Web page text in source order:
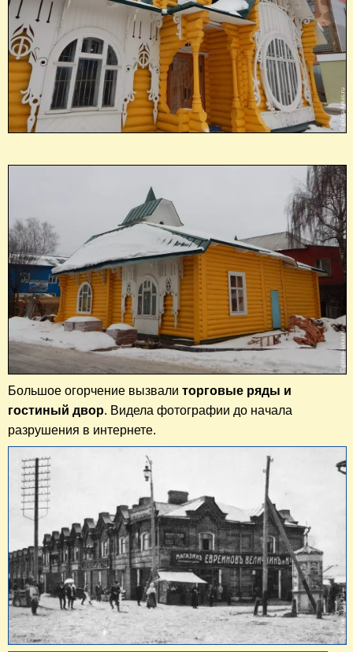
Большое огорчение вызвали торговые ряды и
гостиный двор. Видела фотографии до начала
разрушения в интернете.